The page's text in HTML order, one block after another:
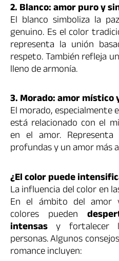
2. Blanco: amor puro y
El blanco simboliza la
genuino. Es el color
representa la unión
respeto. También refleja
lleno de armonía.
3. Morado: amor místico
El morado, especialmente
está relacionado con el
en el amor. Representa
profundas y un amor más
¿El color puede
La influencia del color en
En el ámbito del amor
colores pueden
intensas y fortalecer
personas. Algunos
romance incluyen: